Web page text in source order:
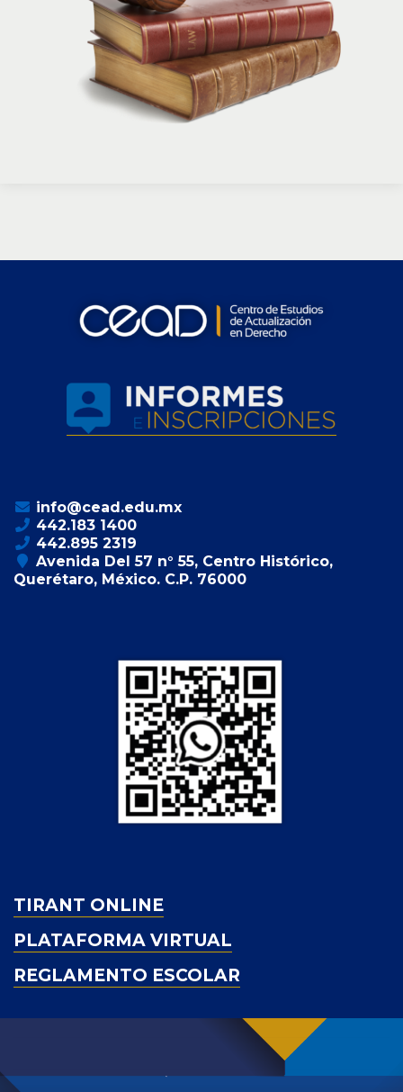
info@cead.edu.mx
442.183 1400
442.895 2319
Avenida Del 57 n° 55, Centro Histórico,
Querétaro, México. C.P. 76000
TIRANT ONLINE
PLATAFORMA VIRTUAL
REGLAMENTO ESCOLAR